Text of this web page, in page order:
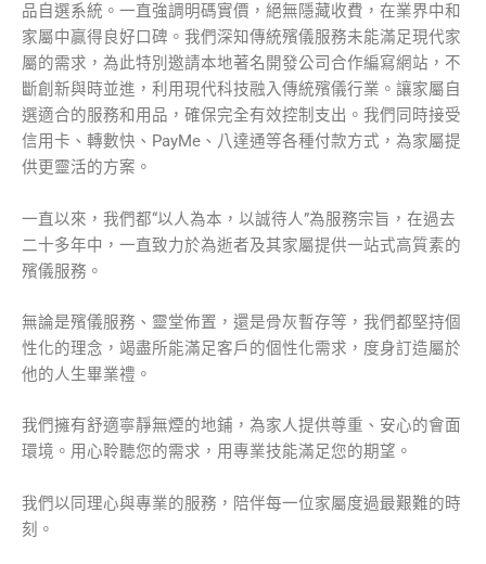
品自選系統。一直強調明碼實價，絕無隱藏收費，在業界中和
家屬中贏得良好口碑。我們深知傳統殯儀服務未能滿足現代家
屬的需求，為此特別邀請本地著名開發公司合作編寫網站，不
斷創新與時並進，利用現代科技融入傳統殯儀行業。讓家屬自
選適合的服務和用品，確保完全有效控制支出。我們同時接受
信用卡、轉數快、PayMe、八達通等各種付款方式，為家屬提
供更靈活的方案。
一直以來，我們都“以人為本，以誠待人”為服務宗旨，在過去
二十多年中，一直致力於為逝者及其家屬提供一站式高質素的
殯儀服務。
無論是殯儀服務、靈堂佈置，還是骨灰暫存等，我們都堅持個
性化的理念，竭盡所能滿足客戶的個性化需求，度身訂造屬於
他的人生畢業禮。
我們擁有舒適寧靜無煙的地鋪，為家人提供尊重、安心的會面
環境。用心聆聽您的需求，用專業技能滿足您的期望。
我們以同理心與專業的服務，陪伴每一位家屬度過最艱難的時
刻。